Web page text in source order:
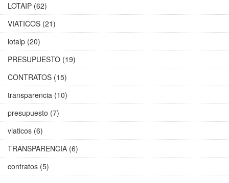
LOTAIP (62)
VIATICOS (21)
lotaip (20)
PRESUPUESTO (19)
CONTRATOS (15)
transparencia (10)
presupuesto (7)
viaticos (6)
TRANSPARENCIA (6)
contratos (5)